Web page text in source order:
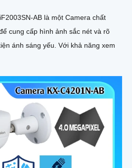
AB là một Camera chất
cung cấp hình ảnh sắc nét và rõ
yếu. Với khả năng xem